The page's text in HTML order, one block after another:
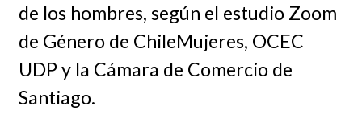
de los hombres, según el estudio Zoom
de Género de ChileMujeres, OCEC
UDP y la Cámara de Comercio de
Santiago.